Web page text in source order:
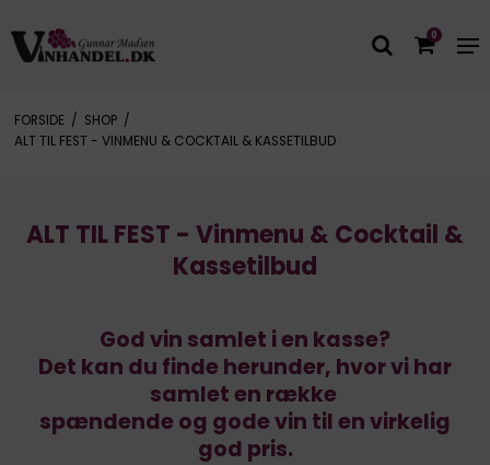
0
FORSIDE / SHOP /
ALT TIL FEST - VINMENU & COCKTAIL & KASSETILBUD
ALT TIL FEST - Vinmenu & Cocktail &
Kassetilbud
God vin samlet i en kasse?
Det kan du finde herunder, hvor vi har
samlet en række
spændende og gode vin til en virkelig
god pris.